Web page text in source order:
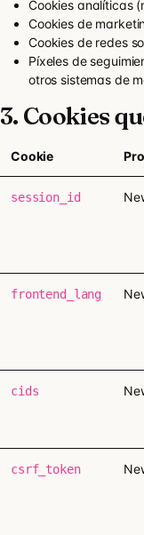
Cookies analíticas
Cookies de
Cookies de redes
Píxeles de
otros sistemas de
3. Cookies
Cookie
session_id
frontend_lang
cids
csrf_token